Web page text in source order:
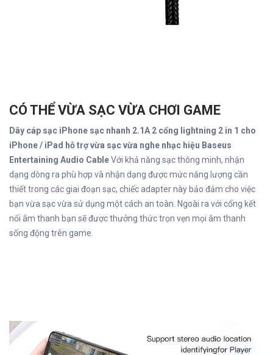
CÓ THỂ VỪA SẠC VỪA CHƠI GAME
Dây cáp sạc iPhone sạc nhanh 2.1A 2 cổng lightning 2 in 1 cho
iPhone / iPad hỗ trợ vừa sạc vừa nghe nhạc hiệu Baseus
Entertaining Audio CableVới khả năng sạc thông minh, nhận
dạng dòng ra phù hợp và nhận dạng được mức năng lượng cần
thiết trong các giai đoạn sạc, chiếc adapter này bảo đảm cho việc
bạn vừa sạc vừa sử dụng một cách an toàn. Ngoài ra với cổng kết
nối âm thanh bạn sẽ được thưởng thức trọn vẹn mọi âm thanh
sống động trên game.